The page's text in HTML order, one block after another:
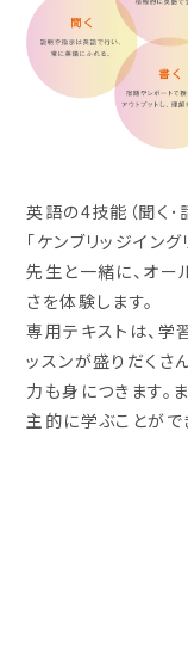
英語の4技能（聞く･
「ケンブリッジイン
先生と一緒に、オー
さを体験します。
専用テキストは、
ッスンが盛りだくさ
力も身につきます。
主的に学ぶことがで